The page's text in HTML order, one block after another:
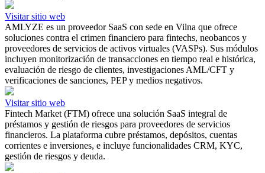
Visitar sitio web
AMLYZE es un proveedor SaaS con sede en Vilna que ofrece
soluciones contra el crimen financiero para fintechs, neobancos y
proveedores de servicios de activos virtuales (VASPs). Sus módulos
incluyen monitorización de transacciones en tiempo real e histórica,
evaluación de riesgo de clientes, investigaciones AML/CFT y
verificaciones de sanciones, PEP y medios negativos.
Visitar sitio web
Fintech Market (FTM) ofrece una solución SaaS integral de
préstamos y gestión de riesgos para proveedores de servicios
financieros. La plataforma cubre préstamos, depósitos, cuentas
corrientes e inversiones, e incluye funcionalidades CRM, KYC,
gestión de riesgos y deuda.